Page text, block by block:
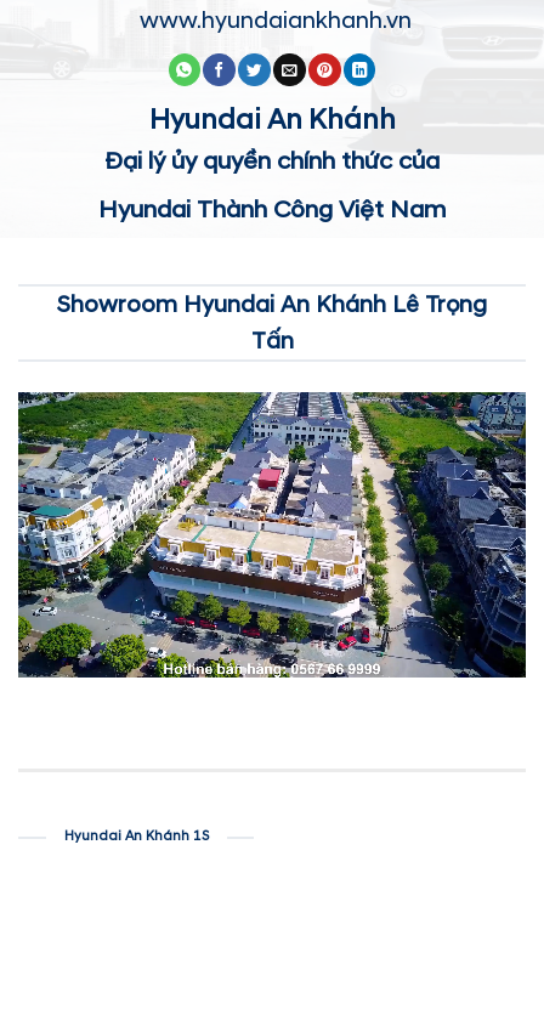
www.hyundaiankhanh.vn
Hyundai An Khánh
Đại lý ủy quyền chính thức của
Hyundai Thành Công Việt Nam
Showroom Hyundai An Khánh Lê Trọng
Tấn
Hyundai An Khánh 1S